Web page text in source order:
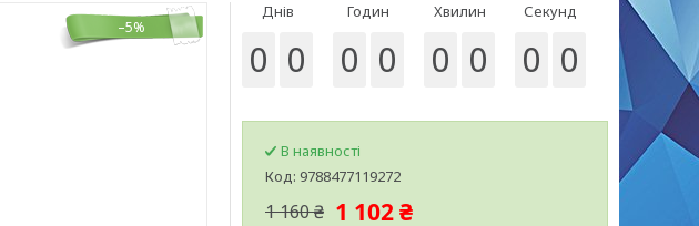
–5%
Днів
0 0
Годин
0 0
Хвилин
0 0
Секунд
0 0
В наявності
Код: 9788477119272
1 160 ₴ 1 102 ₴